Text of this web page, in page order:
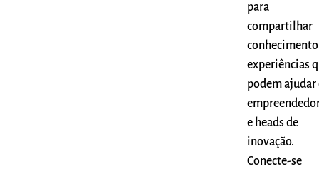
para
compartilhar
conhecimento
experiências
podem ajudar
e heads de
inovação.
Conecte-se